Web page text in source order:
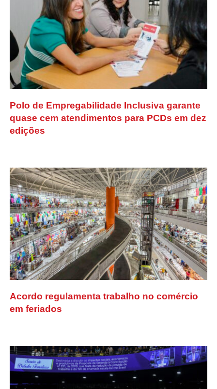
Polo de Empregabilidade Inclusiva garante
quase cem atendimentos para PCDs em dez
edições
Acordo regulamenta trabalho no comércio
em feriados